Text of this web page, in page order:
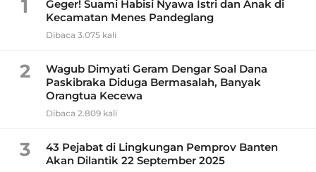
1
Geger! Suami Habisi Nyawa Istri dan Anak di
Kecamatan Menes Pandeglang
Dibaca 3.075 kali
2
Wagub Dimyati Geram Dengar Soal Dana
Paskibraka Diduga Bermasalah, Banyak
Orangtua Kecewa
Dibaca 2.809 kali
3
43 Pejabat di Lingkungan Pemprov Banten
Akan Dilantik 22 September 2025